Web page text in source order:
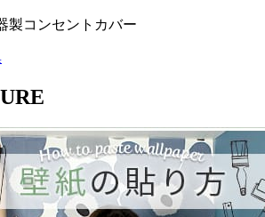
製コンセントカバー